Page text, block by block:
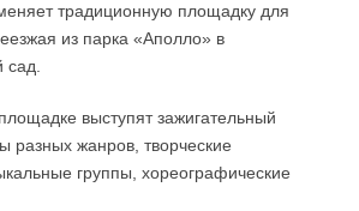
традиционную площадку для
из парка «Аполло» в
сад.
выступят зажигательный
разных жанров, творческие
группы, хореографические